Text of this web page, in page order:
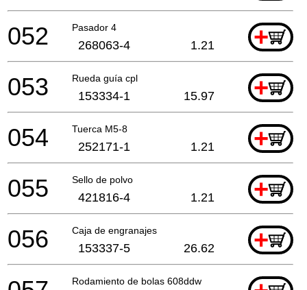
Pasador 4 +
052 268063-4 1.21
Rueda guía cpl +
053 153334-1 15.97
Tuerca M5-8 +
054 252171-1 1.21
Sello de polvo +
055 421816-4 1.21
Caja de engranajes +
056 153337-5 26.62
Rodamiento de bolas 608ddw